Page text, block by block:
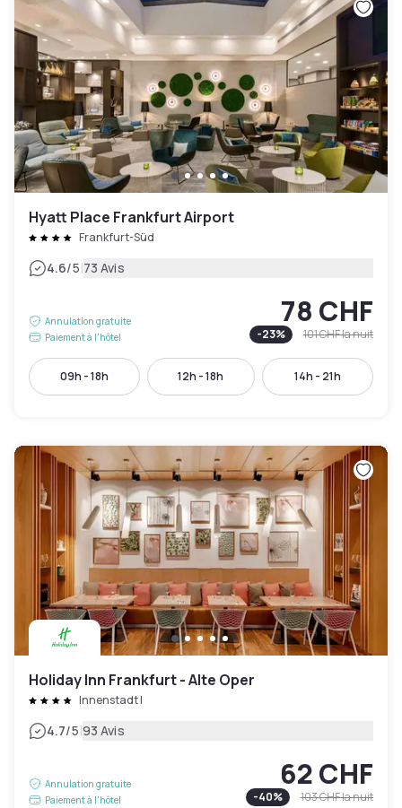
Hyatt Place Frankfurt Airport
Frankfurt-Süd
4.6/5|73 Avis
Annulation gratuite
Paiement à l'hôtel
78 CHF
-23% 101 CHFla nuit
09h - 18h 12h - 18h 14h - 21h
Holiday Inn Frankfurt - Alte Oper
Innenstadt I
4.7/5|93 Avis
Annulation gratuite
Paiement à l'hôtel
62 CHF
-40% 103 CHFla nuit